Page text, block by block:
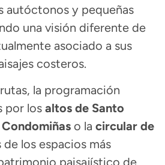
autóctonos y pequeñas
una visión diferente de
asociado a sus
costeros.
la programación
por los altos de Santo
Condomiñas o la circular de
de los espacios más